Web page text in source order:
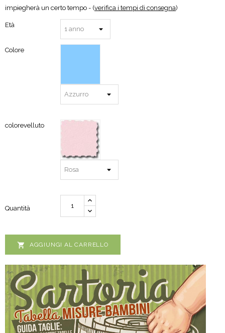
impiegherà un certo tempo - (verifica i tempi di consegna)
Età
Colore
colorevelluto
Quantità
 AGGIUNGI AL CARRELLO